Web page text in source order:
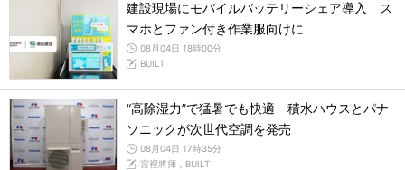
建設現場にモバイルバッテリーシェア導入 ス
マホとファン付き作業服向けに
08月04日 18時00分
BUILT
“高除湿力”で猛暑でも快適 積水ハウスとパナ
ソニックが次世代空調を発売
08月04日 17時35分
宮裡將揮，BUILT